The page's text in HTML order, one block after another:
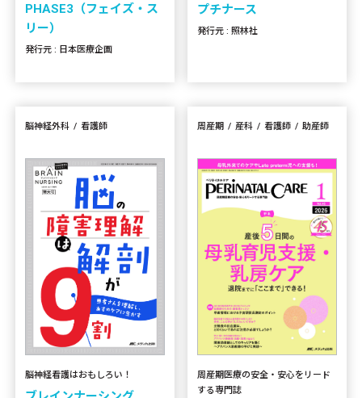
PHASE3（フェイズ・ス
リー）
発行元 : 日本医療企画
プチナース
発行元 : 照林社
脳神経外科 看護師
脳神経看護はおもしろい！
周産期 産科 看護師 助産師
周産期医療の安全・安心をリード
する専門誌